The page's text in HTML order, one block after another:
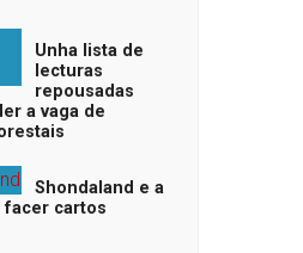
Unha lista de
lecturas
repousadas
a vaga de
Shondaland e a
facer cartos